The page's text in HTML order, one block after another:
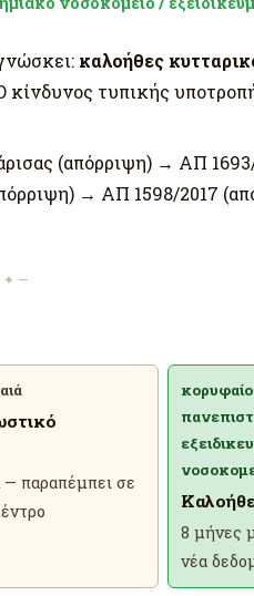
καλοήθες
τυπικής
(απόρριψη) → ΑΠ 1693/
→ ΑΠ 1598/2017
✦ —
— παραπέμπει σε
8 μήνες
νέα